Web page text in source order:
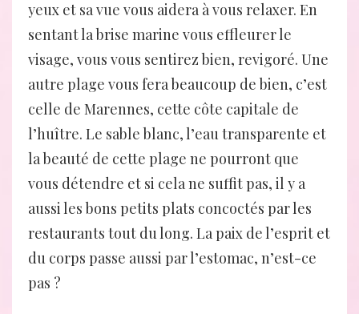
yeux et sa vue vous aidera à vous relaxer. En
sentant la brise marine vous effleurer le
visage, vous vous sentirez bien, revigoré. Une
autre plage vous fera beaucoup de bien, c’est
celle de Marennes, cette côte capitale de
l’huître. Le sable blanc, l’eau transparente et
la beauté de cette plage ne pourront que
vous détendre et si cela ne suffit pas, il y a
aussi les bons petits plats concoctés par les
restaurants tout du long. La paix de l’esprit et
du corps passe aussi par l’estomac, n’est-ce
pas ?